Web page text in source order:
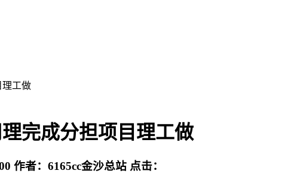
理工做
完成分担项目理工做
作者： 6165cc金沙总站 点击：